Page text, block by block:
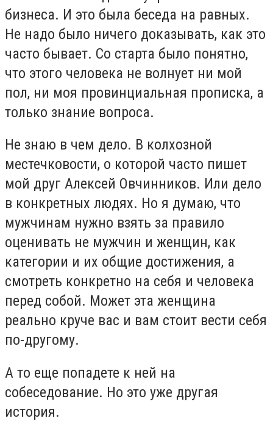
бизнеса. И это была беседа на равных.
Не надо было ничего доказывать, как это
часто бывает. Со старта было понятно,
что этого человека не волнует ни мой
пол, ни моя провинциальная прописка, а
только знание вопроса.
Не знаю в чем дело. В колхозной
местечковости, о которой часто пишет
мой друг Алексей Овчинников. Или дело
в конкретных людях. Но я думаю, что
мужчинам нужно взять за правило
оценивать не мужчин и женщин, как
категории и их общие достижения, а
смотреть конкретно на себя и человека
перед собой. Может эта женщина
реально круче вас и вам стоит вести себя
по-другому.
А то еще попадете к ней на
собеседование. Но это уже другая
история.